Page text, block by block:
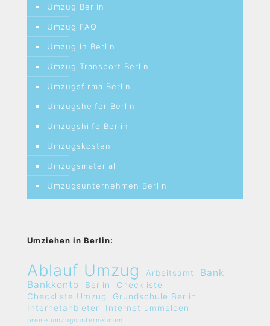
Umzug Berlin
Umzug FAQ
Umzug in Berlin
Umzug Transport Berlin
Umzugsfirma Berlin
Umzugshelfer Berlin
Umzugshilfe Berlin
Umzugskosten
Umzugsmaterial
Umzugsunternehmen Berlin
Umziehen in Berlin:
Ablauf Umzug Arbeitsamt
Bank
Bankkonto
Berlin
Checkliste
Checkliste Umzug
Grundschule Berlin
Internetanbieter
Internet ummelden
preise umzugsunternehmen